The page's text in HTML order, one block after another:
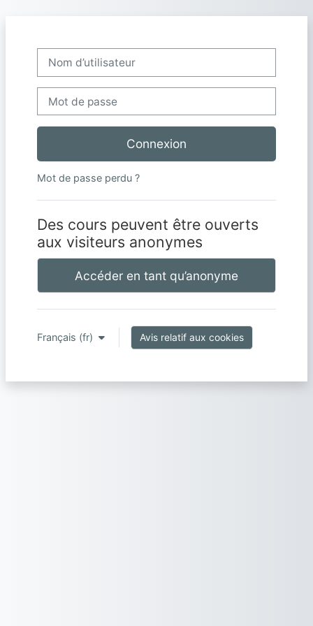
Connexion
Mot de passe perdu ?
Des cours peuvent être ouverts
aux visiteurs anonymes
Accéder en tant qu’anonyme
Français ‎(fr)‎ Avis relatif aux cookies